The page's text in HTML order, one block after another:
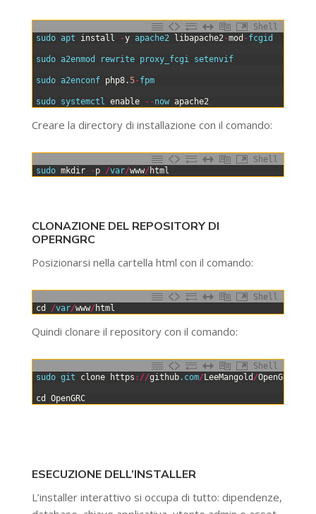
Shell
sudo apt install -y apache2 libapache2-mod -fcgid
sudo a2enmod rewrite proxy_fcgi setenvif
sudo a2enconf php8.5-fpm
sudo systemctl enable --now apache2
Creare la directory di installazione con il comando:
Shell
sudo mkdir -p /var/www/ html
CLONAZIONE DEL REPOSITORY DI
OPERNGRC
Posizionarsi nella cartella html con il comando:
Shell
cd /var/www/ html
Quindi clonare il repository con il comando:
Shell
sudo git clone https : //github.com/ LeeMangold /OpenGRC
cd OpenGRC
ESECUZIONE DELL’INSTALLER
L’installer interattivo si occupa di tutto: dipendenze,